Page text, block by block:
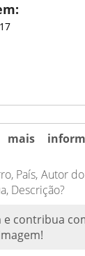
mais
País, Autor
Descrição?
e contribua